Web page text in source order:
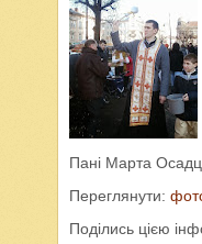
Пані Марта
Переглянути:
Поділись цією